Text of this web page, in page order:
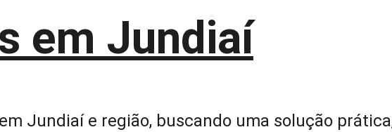
em Jundiaí
Jundiaí e região, buscando uma solução